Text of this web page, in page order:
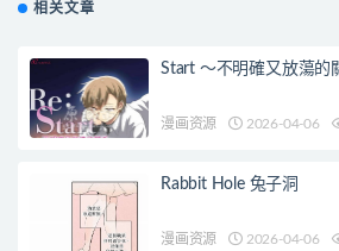
相关文章
Start ～不明確又放蕩的
漫画资源 2026-04-06
Rabbit Hole 兔子洞
漫画资源 2026-04-06